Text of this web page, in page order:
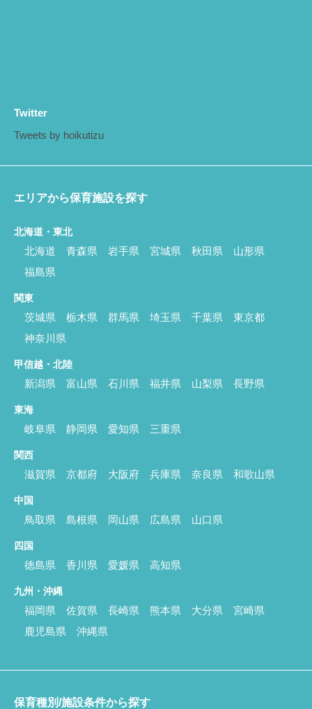
Twitter
Tweets by hoikutizu
エリアから保育施設を探す
北海道・東北
北海道 青森県 岩手県 宮城県 秋田県
山形県
福島県
関東
茨城県 栃木県 群馬県 埼玉県 千葉県
東京都
神奈川県
甲信越・北陸
新潟県 富山県 石川県 福井県 山梨県 長野県
東海
岐阜県 静岡県 愛知県 三重県
関西
滋賀県 京都府 大阪府 兵庫県 奈良県 和歌山県
中国
鳥取県 島根県 岡山県 広島県 山口県
四国
徳島県 香川県 愛媛県 高知県
九州・沖縄
福岡県 佐賀県 長崎県 熊本県 大分県
宮崎県
鹿児島県
沖縄県
保育種別/施設条件から探す